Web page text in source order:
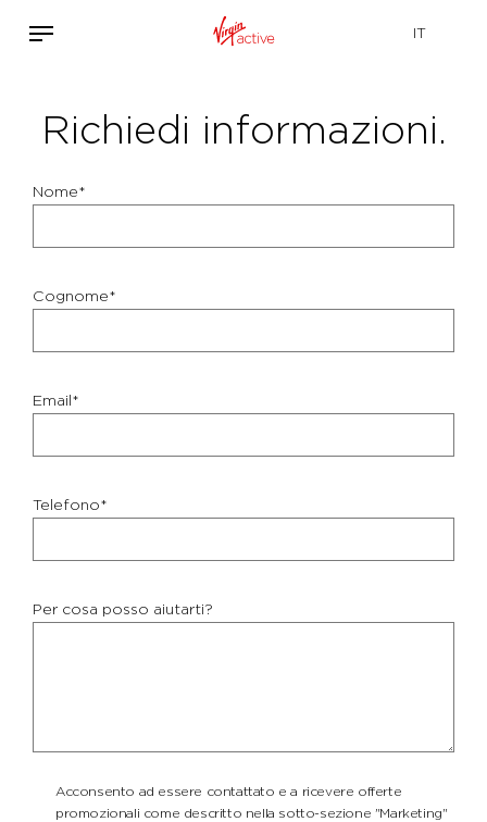
Richiedi informazioni.
Nome*
Cognome*
Email*
Telefono*
Per cosa posso aiutarti?
Acconsento ad essere contattato e a ricevere offerte
promozionali come descritto nella sotto-sezione "Marketing"